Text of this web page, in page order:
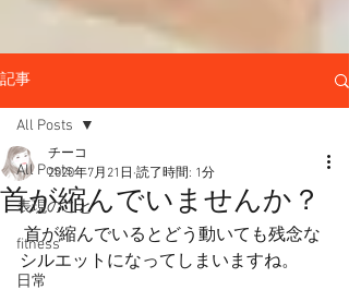
記事
All Posts
表現のこと
fitness
日常
All Posts
首が縮んでいませんか？
チーコ
2020年7月21日 読了時間: 1分
首が縮んでいるとどう動いても残念な
シルエットになってしまいますね。